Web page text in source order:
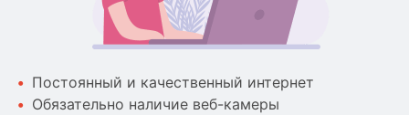
Постоянный и качественный интернет
Обязательно наличие веб-камеры